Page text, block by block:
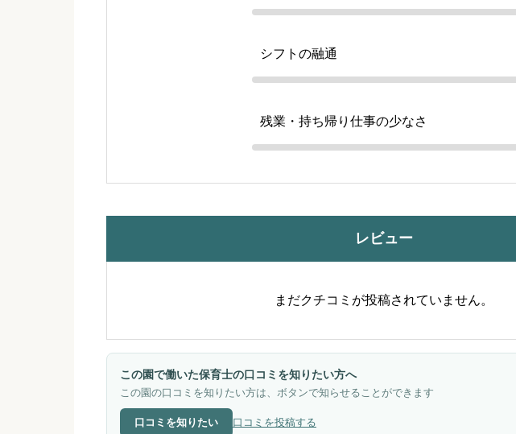
シフトの融通
残業・持ち帰り仕事の少なさ
レビュー
まだクチコミが投稿されていません。
この園で働いた保育士の口コミを知りたい方へ
この園の口コミを知りたい方は、ボタンで知らせることができます
口コミを知りたい 口コミを投稿する